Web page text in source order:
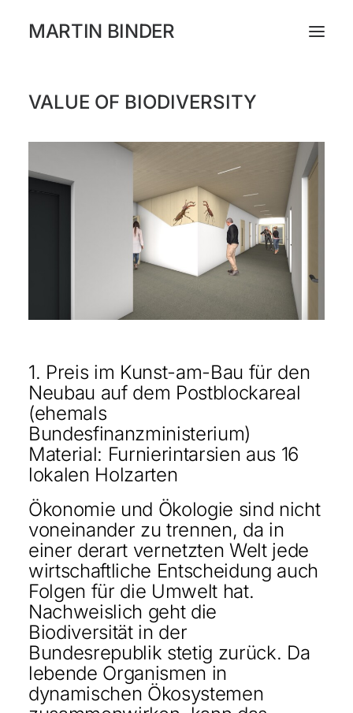
MARTIN BINDER
WORKS
KATALOG
AUSSTELLUNGEN
INSTAGRAM
KONTAKT
ENGLISH
VALUE OF BIODIVERSITY
1. Preis im Kunst-am-Bau für den
Neubau auf dem Postblockareal
(ehemals
Bundesfinanzministerium)
Material: Furnierintarsien aus 16
lokalen Holzarten
Ökonomie und Ökologie sind nicht
voneinander zu trennen, da in
einer derart vernetzten Welt jede
wirtschaftliche Entscheidung auch
Folgen für die Umwelt hat.
Nachweislich geht die
Biodiversität in der
Bundesrepublik stetig zurück. Da
lebende Organismen in
dynamischen Ökosystemen